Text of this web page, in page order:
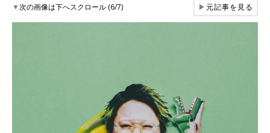
▼次の画像は下へスクロール (6/7) ▶元記事を見る